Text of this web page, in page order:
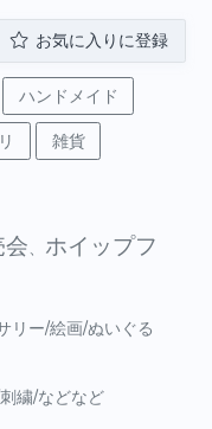
お気に入りに登録
ハンドメイド
雑貨
、 ホイップフ
リー/絵画/ぬいぐる
繍/などなど